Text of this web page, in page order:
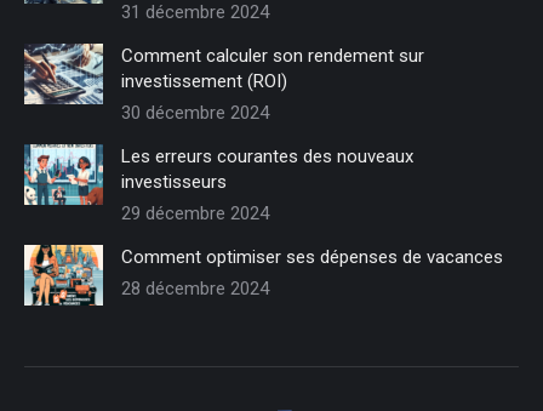
31 décembre 2024
Comment calculer son rendement sur
investissement (ROI)
30 décembre 2024
Les erreurs courantes des nouveaux
investisseurs
29 décembre 2024
Comment optimiser ses dépenses de vacances
28 décembre 2024